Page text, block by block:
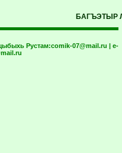
БАГЪЭТЫР
Рустам:comik-07@mail.ru | e-